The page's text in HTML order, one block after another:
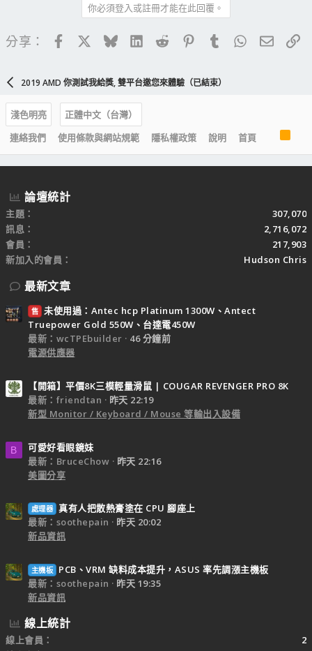
你必須登入或註冊才能在此回覆。
分享： FacebookBlueskyLinkedIn
Reddit PinterestTumblrWhatsApp
電子
2019 AMD 你測試我給獎, 雙平台邀您來體驗（已結束）
淺色明亮
正體中文（台灣）
連絡我們
使用條款與網站規範 隱私權政策 說明 首頁
R
S
S
論壇統計
主題
307,070
訊息
2,716,072
會員
217,903
新加入的會員
Hudson Chris
最新文章
售 未使用過：Antec hcp Platinum 1300W、Antect
Truepower Gold 550W、台達電450W
最新：wcTPEbuilder
46 分鐘前
電源供應器
【開箱】平價8K三模輕量滑鼠 | COUGAR REVENGER PRO 8K
最新：friendtan
昨天 22:19
新型 Monitor / Keyboard / Mouse 等輸出入設備
B
可愛好看眼鏡妹
最新：BruceChow
昨天 22:16
美圖分享
處理器 真有人把散熱膏塗在 CPU 腳座上
最新：soothepain
昨天 20:02
新品資訊
主機板
PCB、VRM 缺料成本提升，ASUS 率先調漲主機板
最新：soothepain
昨天 19:35
新品資訊
線上統計
線上會員
2